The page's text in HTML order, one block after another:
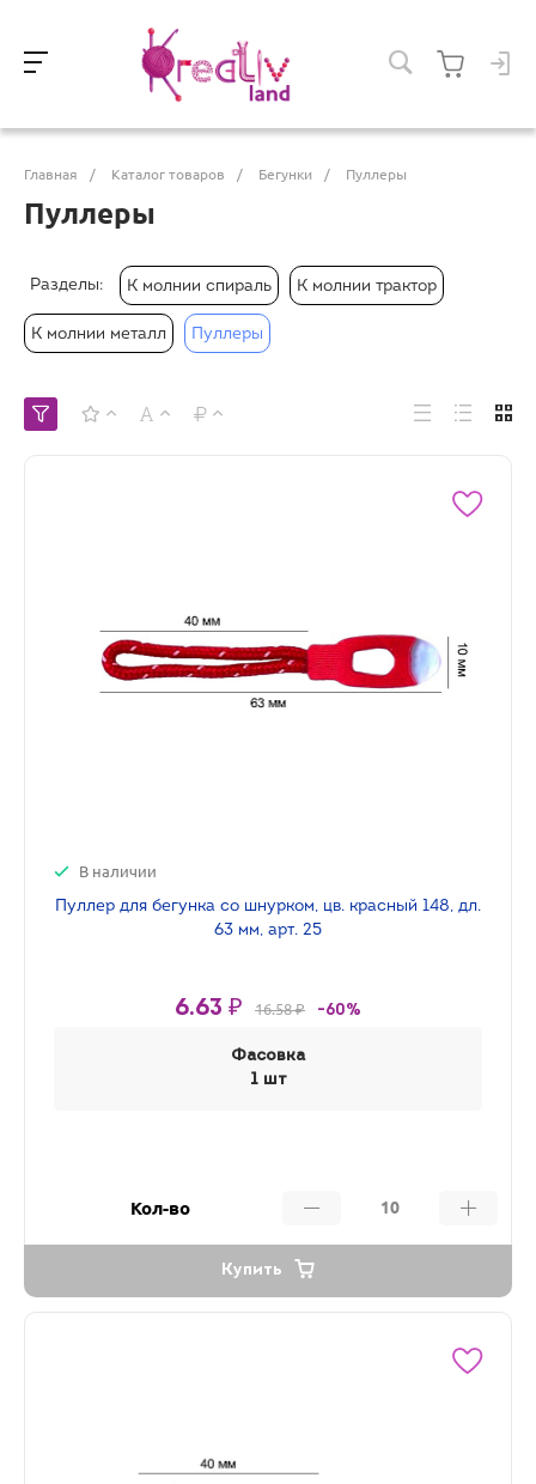
Главная / Каталог товаров / Бегунки / Пуллеры
Пуллеры
Разделы: К молнии спираль К молнии трактор
К молнии металл Пуллеры
В наличии
Пуллер для бегунка со шнурком, цв. красный 148, дл.
63 мм, арт. 25
6.63 ₽ 16.58 ₽ -60%
Фасовка
1 шт
Кол-во
Купить